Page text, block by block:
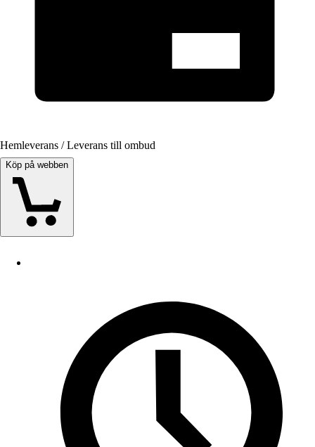
Hemleverans / Leverans till ombud
Köp på webben